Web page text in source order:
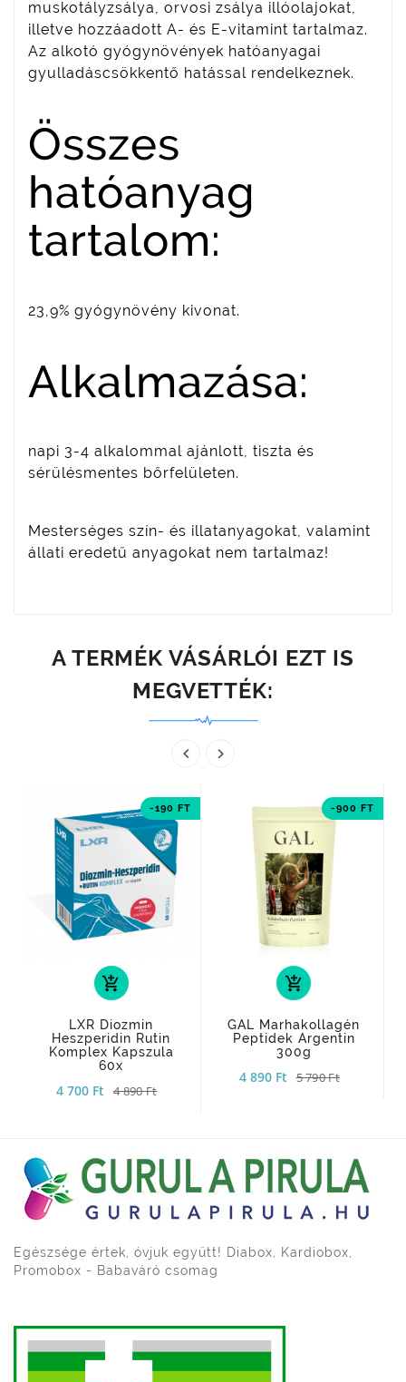
muskotályzsálya, orvosi zsálya illóolajokat,
illetve hozzáadott A- és E-vitamint tartalmaz.
Az alkotó gyógynövények hatóanyagai
gyulladáscsökkentő hatással rendelkeznek.
Összes
hatóanyag
tartalom:
23,9% gyógynövény kivonat.
Alkalmazása:
napi 3-4 alkalommal ajánlott, tiszta és
sérülésmentes bőrfelületen.
Mesterséges szín- és illatanyagokat, valamint
állati eredetű anyagokat nem tartalmaz!
A TERMÉK VÁSÁRLÓI EZT IS
MEGVETTÉK:
 
-190 FT
add_shopping_cart
LXR Diozmin
Heszperidin Rutin
Komplex Kapszula
60x
4 700 Ft 4 890 Ft
-900 FT
add_shopping_cart
GAL Marhakollagén
Peptidek Argentin
300g
4 890 Ft 5 790 Ft
Egészsége értek, óvjuk együtt! Diabox, Kardiobox,
Promobox - Babaváró csomag